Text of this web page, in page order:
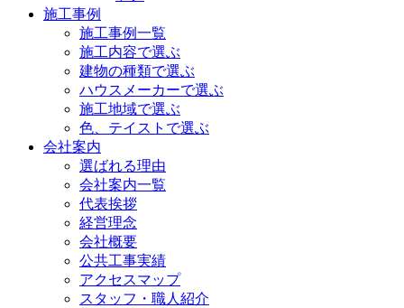
施工事例
施工事例一覧
施工内容で選ぶ
建物の種類で選ぶ
ハウスメーカーで選ぶ
施工地域で選ぶ
色、テイストで選ぶ
会社案内
選ばれる理由
会社案内一覧
代表挨拶
経営理念
会社概要
公共工事実績
アクセスマップ
スタッフ・職人紹介